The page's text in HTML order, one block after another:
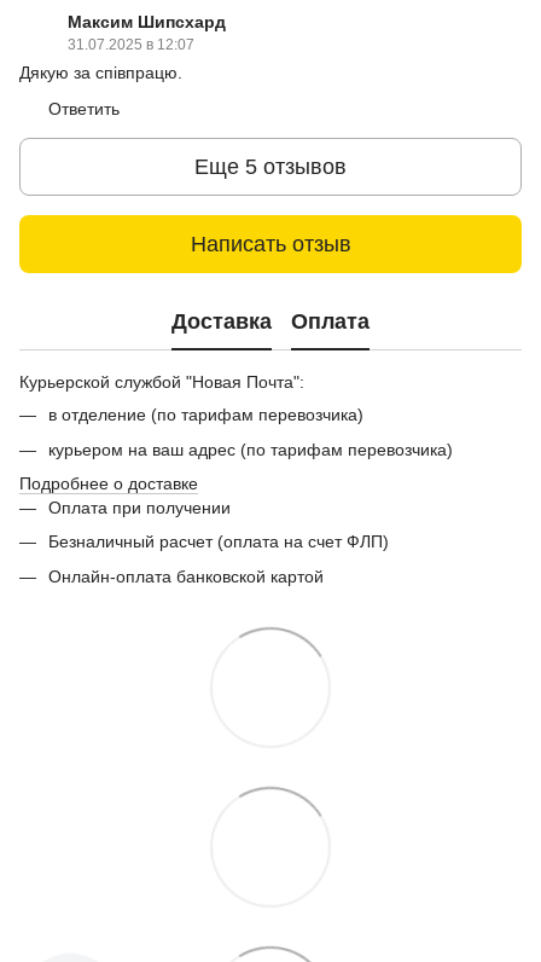
Максим Шипсхард
31.07.2025 в 12:07
Дякую за співпрацю.
Ответить
Еще 5 отзывов
Написать отзыв
Доставка Оплата
Курьерской службой "Новая Почта":
в отделение (по тарифам перевозчика)
курьером на ваш адрес (по тарифам перевозчика)
Подробнее о доставке
Оплата при получении
Безналичный расчет (оплата на счет ФЛП)
Онлайн-оплата банковской картой